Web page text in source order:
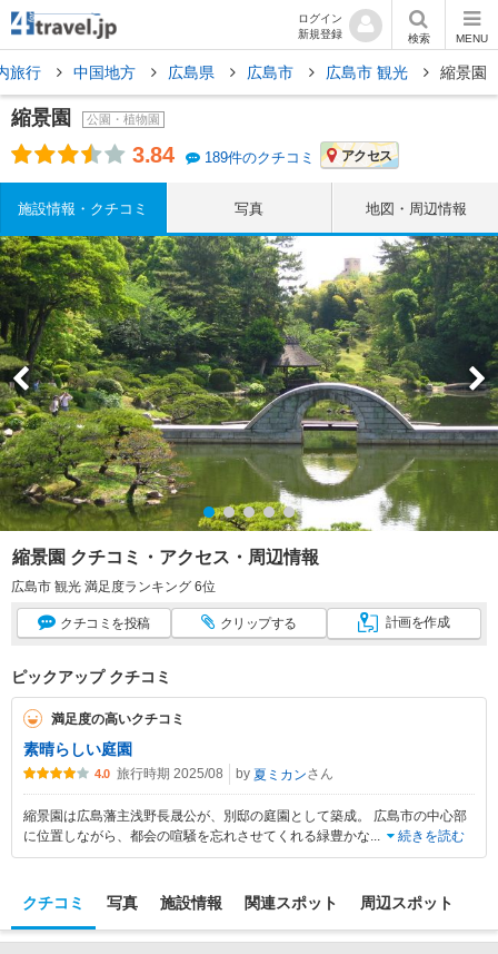
ログイン
新規登録
検索 MENU
旅行 中国地方 広島県 広島市 広島市 観光 縮景園
縮景園 公園・植物園
3.84 189件のクチコミ アクセス
施設情報・クチコミ 写真 地図・周辺情報
縮景園 クチコミ・アクセス・周辺情報
広島市 観光 満足度ランキング 6位
クチコミ を投稿 クリップする 計画を作成
ピックアップ クチコミ
満足度の高いクチコミ
素晴らしい庭園
4.0 旅行時期 2025/08 by 夏ミカンさん
縮景園は広島藩主浅野長晟公が、別邸の庭園として築成。 広島市の中心部
に位置しながら、都会の喧騒を忘れさせてくれる緑豊かな... 続きを読む
クチコミ 写真 施設情報 関連スポット 周辺スポット